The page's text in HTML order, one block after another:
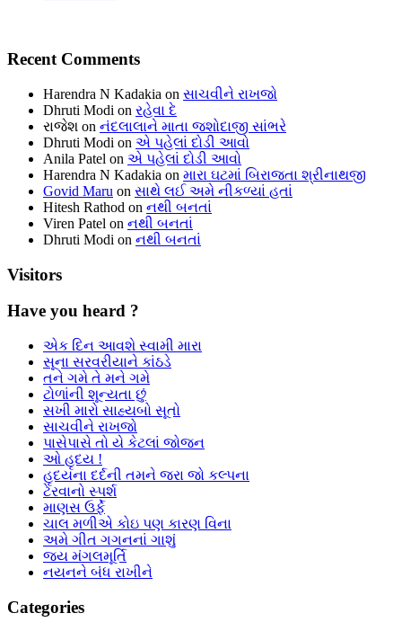
Recent Comments
Harendra N Kadakia on સાચવીને રાખજો
Dhruti Modi on રહેવા દે
રાજેશ on નંદલાલાને માતા જશોદાજી સાંભરે
Dhruti Modi on એ પહેલાં દોડી આવો
Anila Patel on એ પહેલાં દોડી આવો
Harendra N Kadakia on મારા ઘટમાં બિરાજતા શ્રીનાથજી
Govid Maru on સાથે લઈ અમે નીકળ્યાં હતાં
Hitesh Rathod on નથી બનતાં
Viren Patel on નથી બનતાં
Dhruti Modi on નથી બનતાં
Visitors
Have you heard ?
એક દિન આવશે સ્વામી મારા
સૂના સરવરીયાને કાંઠડે
તને ગમે તે મને ગમે
ટોળાંની શૂન્યતા છું
સખી મારો સાહ્યબો સૂતો
સાચવીને રાખજો
પાસેપાસે તો યે કેટલાં જોજન
ઓ હૃદય !
હૃદયના દર્દની તમને જરા જો કલ્પના
ટેરવાનો સ્પર્શ
માણસ ઉર્ફે
ચાલ મળીએ કોઇ પણ કારણ વિના
અમે ગીત ગગનનાં ગાશું
જય મંગલમૂર્તિ
નયનને બંધ રાખીને
Categories